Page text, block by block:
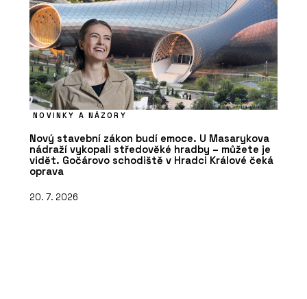
NOVINKY A NÁZORY
Nový stavební zákon budí emoce. U Masarykova
nádraží vykopali středověké hradby – můžete je
vidět. Gočárovo schodiště v Hradci Králové čeká
oprava
20. 7. 2026